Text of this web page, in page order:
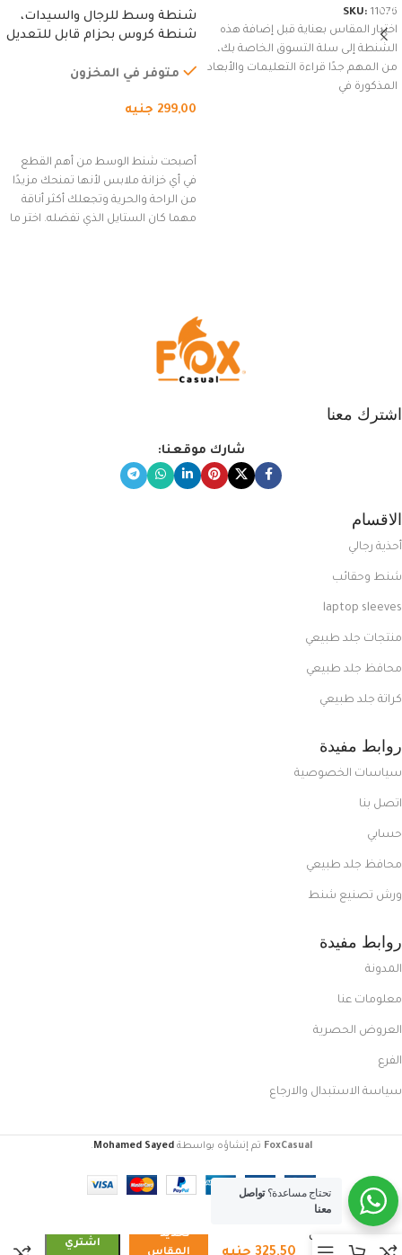
SKU: 11076
اختيار المقاس بعناية قبل إضافة هذه
الشنطة إلى سلة التسوق الخاصة بك،
من المهم جدًا قراءة التعليمات والأبعاد
المذكورة في
شنطة وسط للرجال والسيدات،
شنطة كروس بحزام قابل للتعديل
السفر، الجري العادي، المشي
(رمادي)
متوفر في المخزون
299,00 جنيه
أصبحت شنط الوسط من أهم القطع
في أي خزانة ملابس لأنها تمنحك مزيدًا
من الراحة والحرية وتجعلك أكثر أناقة
مهما كان الستايل الذي تفضله. اختر ما
اشترك معنا
شارك موقعنا:
الاقسام
أحذية رجالي
شنط وحقائب
laptop sleeves
منتجات جلد طبيعي
محافظ جلد طبيعي
كراتة جلد طبيعي
روابط مفيدة
سياسات الخصوصية
اتصل بنا
حسابي
محافظ جلد طبيعي
ورش تصنيع شنط
روابط مفيدة
المدونة
معلومات عنا
العروض الحصرية
الفرع
سياسة الاستبدال والارجاع
FoxCasual تم إنشاؤه بواسطةMohamed Sayed
.
كوتش
تحديد
اشتري
تحتاج مساعدة؟تواصل
معنا